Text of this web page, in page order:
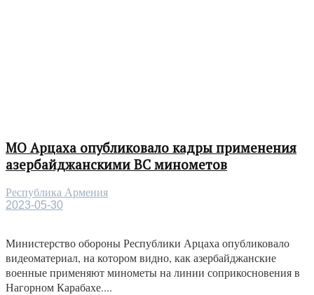
МО Арцаха опубликовало кадры применения
азербайджанскими ВС минометов
Республика Армения
2023-05-30
Министерство обороны Республики Арцаха опубликовало
видеоматериал, на котором видно, как азербайджанские
военные применяют минометы на линии соприкосновения в
Нагорном Карабахе....